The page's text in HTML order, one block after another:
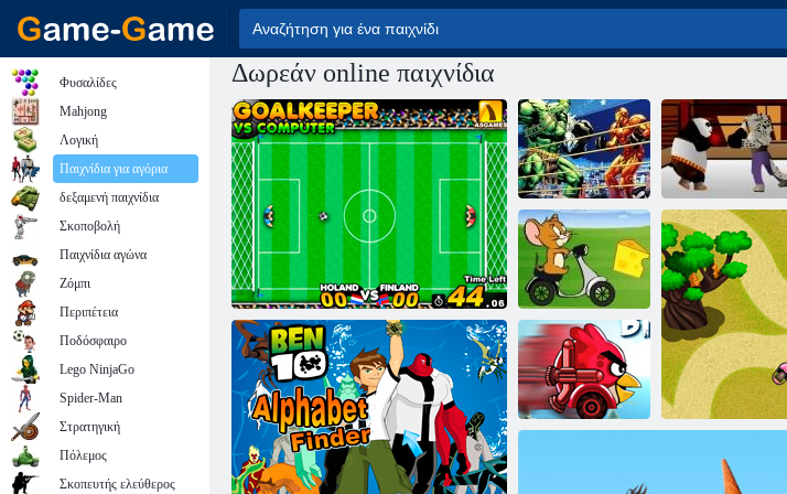
Δωρεάν online παιχνίδια
Hidden Objects
Hulk
Σύμφωνα
εναντίον Tai
Lung Boxing
Τομ και Τζέρι
ταξιδιού
Backyard
Φυσαλίδες
Mahjong
Λογική
Παιχνίδια για αγόρια
δεξαμενή παιχνίδια
Σκοποβολή
Παιχνίδια αγώνα
Ζόμπι
Περιπέτεια
Ποδόσφαιρο
Lego NinjaGo
Spider-Man
Στρατηγική
Πόλεμος
Σκοπευτής ελεύθερος